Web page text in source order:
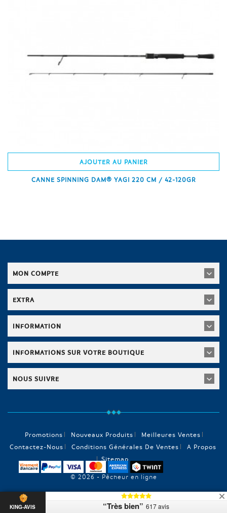
AJOUTER AU PANIER
CANNE SPINNING DAM® YAGI 220 CM / 42-120GR
MON COMPTE
EXTRA
INFORMATION
INFORMATIONS SUR VOTRE BOUTIQUE
NOUS SUIVRE
Promotions Nouveaux Produits
Meilleures Ventes
Contactez-Nous
Conditions Générales De Ventes
A Propos
Sitemap
© 2026 - Pêcheur en ligne
KING-AVIS “Très bien” 617 avis